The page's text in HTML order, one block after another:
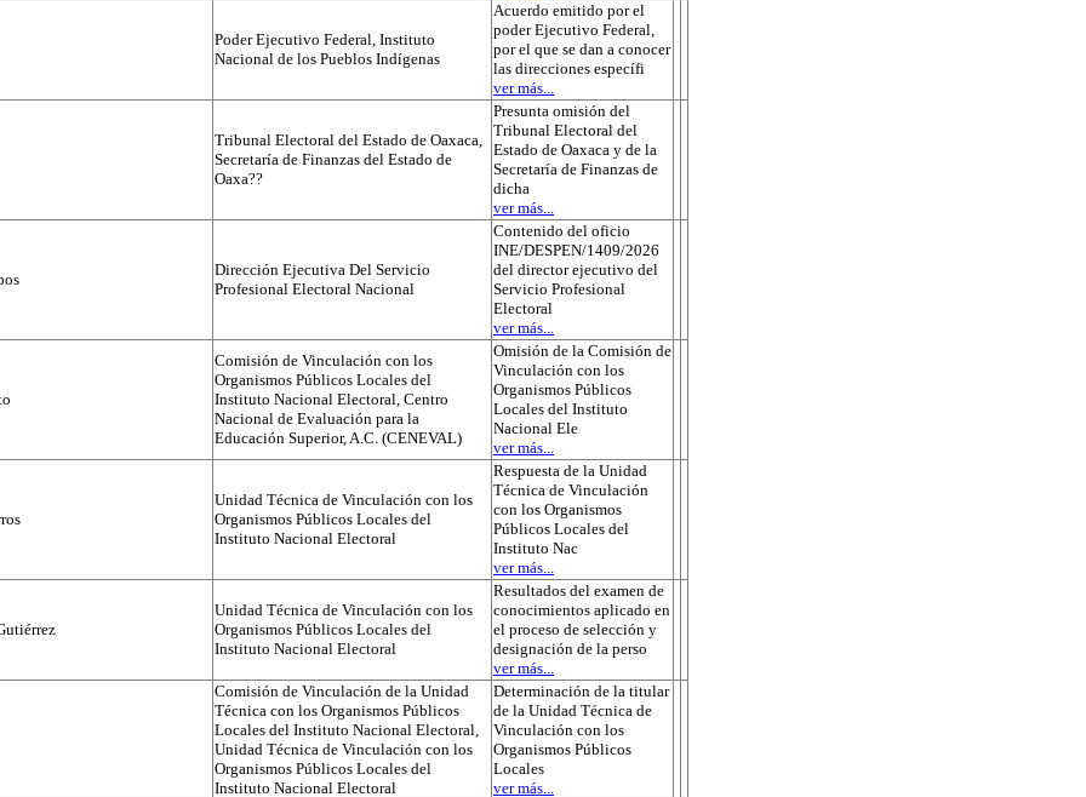
Poder Ejecutivo Federal, Instituto
Nacional de los Pueblos Indígenas
Acuerdo emitido por el
poder Ejecutivo Federal,
por el que se dan a conocer
las direcciones específi
ver más...
Tribunal Electoral del Estado de Oaxaca,
Secretaría de Finanzas del Estado de
Oaxa??
Presunta omisión del
Tribunal Electoral del
Estado de Oaxaca y de la
Secretaría de Finanzas de
dicha
ver más...
Dirección Ejecutiva Del Servicio
Profesional Electoral Nacional
Contenido del oficio
INE/DESPEN/1409/2026
del director ejecutivo del
Servicio Profesional
Electoral
ver más...
Comisión de Vinculación con los
Organismos Públicos Locales del
Instituto Nacional Electoral, Centro
Nacional de Evaluación para la
Educación Superior, A.C. (CENEVAL)
Omisión de la Comisión de
Vinculación con los
Organismos Públicos
Locales del Instituto
Nacional Ele
ver más...
Unidad Técnica de Vinculación con los
Organismos Públicos Locales del
Instituto Nacional Electoral
Respuesta de la Unidad
Técnica de Vinculación
con los Organismos
Públicos Locales del
Instituto Nac
ver más...
Unidad Técnica de Vinculación con los
Organismos Públicos Locales del
Instituto Nacional Electoral
Resultados del examen de
conocimientos aplicado en
el proceso de selección y
designación de la perso
ver más...
Comisión de Vinculación de la Unidad
Técnica con los Organismos Públicos
Locales del Instituto Nacional Electoral,
Unidad Técnica de Vinculación con los
Organismos Públicos Locales del
Instituto Nacional Electoral
Determinación de la titular
de la Unidad Técnica de
Vinculación con los
Organismos Públicos
Locales
ver más...